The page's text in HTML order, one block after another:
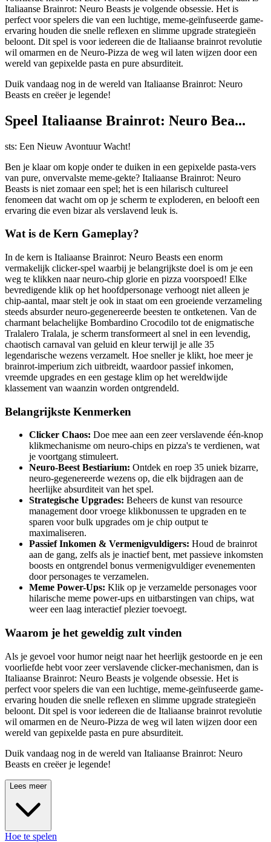
Italiaanse Brainrot: Neuro Beasts je volgende obsessie. Het is
perfect voor spelers die van een luchtige, meme-geïnfuseerde game-
ervaring houden die snelle reflexen en slimme upgrade strategieën
beloont. Dit spel is voor iedereen die de Italiaanse brainrot revolutie
wil omarmen en de Neuro-Pizza de weg wil laten wijzen door een
wereld van gepixelde pasta en pure absurditeit.
Duik vandaag nog in de wereld van Italiaanse Brainrot: Neuro
Beasts en creëer je legende!
Speel Italiaanse Brainrot: Neuro Bea...
sts: Een Nieuw Avontuur Wacht!
Ben je klaar om kopje onder te duiken in een gepixelde pasta-vers
van pure, onvervalste meme-gekte? Italiaanse Brainrot: Neuro
Beasts is niet zomaar een spel; het is een hilarisch cultureel
fenomeen dat wacht om op je scherm te exploderen, en belooft een
ervaring die even bizar als verslavend leuk is.
Wat is de Kern Gameplay?
In de kern is Italiaanse Brainrot: Neuro Beasts een enorm
vermakelijk clicker-spel waarbij je belangrijkste doel is om je een
weg te klikken naar neuro-chip glorie en pizza voorspoed! Elke
bevredigende klik op het hoofdpersonage verhoogt niet alleen je
chip-aantal, maar stelt je ook in staat om een groeiende verzameling
steeds absurder neuro-gegenereerde beesten te ontketenen. Van de
charmant belachelijke Bombardino Crocodilo tot de enigmatische
Tralalero Tralala, je scherm transformeert al snel in een levendig,
chaotisch carnaval van geluid en kleur terwijl je alle 35
legendarische wezens verzamelt. Hoe sneller je klikt, hoe meer je
brainrot-imperium zich uitbreidt, waardoor passief inkomen,
vreemde upgrades en een gestage klim op het wereldwijde
klassement van waanzin worden ontgrendeld.
Belangrijkste Kenmerken
Clicker Chaos: Doe mee aan een zeer verslavende één-knop
klikmechanisme om neuro-chips en pizza's te verdienen, wat
je voortgang stimuleert.
Neuro-Beest Bestiarium: Ontdek en roep 35 uniek bizarre,
neuro-gegenereerde wezens op, die elk bijdragen aan de
heerlijke absurditeit van het spel.
Strategische Upgrades: Beheers de kunst van resource
management door vroege klikbonussen te upgraden en te
sparen voor bulk upgrades om je chip output te
maximaliseren.
Passief Inkomen & Vermenigvuldigers: Houd de brainrot
aan de gang, zelfs als je inactief bent, met passieve inkomsten
boosts en ontgrendel bonus vermenigvuldiger evenementen
door personages te verzamelen.
Meme Power-Ups: Klik op je verzamelde personages voor
hilarische meme power-ups en uitbarstingen van chips, wat
weer een laag interactief plezier toevoegt.
Waarom je het geweldig zult vinden
Als je gevoel voor humor neigt naar het heerlijk gestoorde en je een
voorliefde hebt voor zeer verslavende clicker-mechanismen, dan is
Italiaanse Brainrot: Neuro Beasts je volgende obsessie. Het is
perfect voor spelers die van een luchtige, meme-geïnfuseerde game-
ervaring houden die snelle reflexen en slimme upgrade strategieën
beloont. Dit spel is voor iedereen die de Italiaanse brainrot revolutie
wil omarmen en de Neuro-Pizza de weg wil laten wijzen door een
wereld van gepixelde pasta en pure absurditeit.
Duik vandaag nog in de wereld van Italiaanse Brainrot: Neuro
Beasts en creëer je legende!
Lees meer
Hoe te spelen